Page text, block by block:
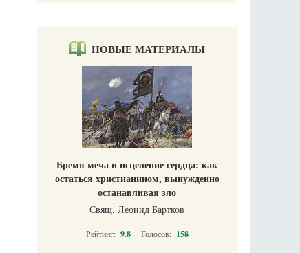
НОВЫЕ МАТЕРИАЛЫ
Бремя меча и исцеление сердца: как
остаться христианином, вынужденно
останавливая зло
Свящ. Леонид Бартков
Рейтинг: 9.8 Голосов: 158